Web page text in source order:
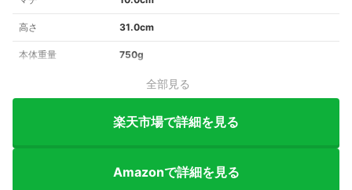
高さ 31.0cm
本体重量 750g
全部見る
楽天市場で詳細を見る
Amazonで詳細を見る